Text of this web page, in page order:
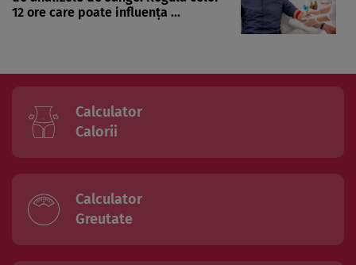
12 ore care poate influența ...
Calculator
Calorii
Calculator
Greutate